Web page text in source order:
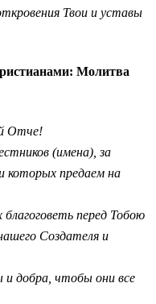
Твои и уставы
Молитва
Отче!
(имена), за
которых предаем на
перед Тобою
Создателя и
добра, чтобы они все